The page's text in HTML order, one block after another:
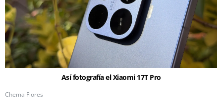
Así fotografía el Xiaomi 17T Pro
Chema Flores